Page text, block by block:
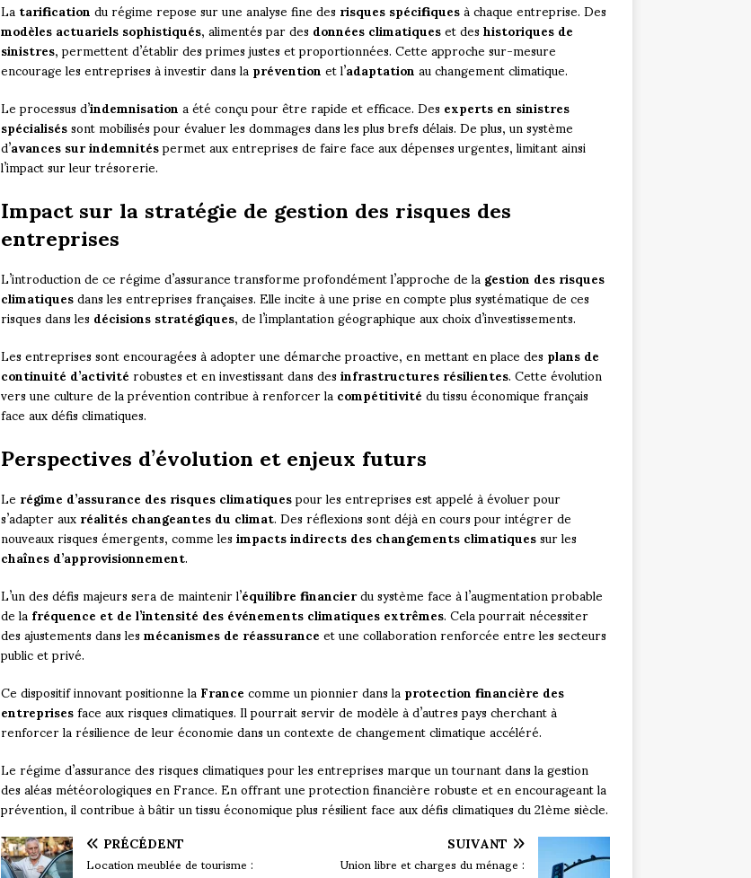
Latarificationdu régime repose sur une analyse fine desrisques spécifiquesà chaque entreprise. Des
modèles actuariels sophistiqués, alimentés par desdonnées climatiqueset deshistoriques de
sinistres, permettent d’établir des primes justes et proportionnées. Cette approche sur-mesure
encourage les entreprises à investir dans lapréventionet l’adaptationau changement climatique.
Le processus d’indemnisationa été conçu pour être rapide et efficace. Desexperts en sinistres
spécialiséssont mobilisés pour évaluer les dommages dans les plus brefs délais. De plus, un système
d’avances sur indemnitéspermet aux entreprises de faire face aux dépenses urgentes, limitant ainsi
l’impact sur leur trésorerie.
Impact sur la stratégie de gestion des risques des
entreprises
L’introduction de ce régime d’assurance transforme profondément l’approche de lagestion des risques
climatiquesdans les entreprises françaises. Elle incite à une prise en compte plus systématique de ces
risques dans lesdécisions stratégiques, de l’implantation géographique aux choix d’investissements.
Les entreprises sont encouragées à adopter une démarche proactive, en mettant en place desplans de
continuité d’activitérobustes et en investissant dans desinfrastructures résilientes. Cette évolution
vers une culture de la prévention contribue à renforcer lacompétitivitédu tissu économique français
face aux défis climatiques.
Perspectives d’évolution et enjeux futurs
Lerégime d’assurance des risques climatiquespour les entreprises est appelé à évoluer pour
s’adapter auxréalités changeantes du climat. Des réflexions sont déjà en cours pour intégrer de
nouveaux risques émergents, comme lesimpacts indirects des changements climatiquessur les
chaînes d’approvisionnement.
L’un des défis majeurs sera de maintenir l’équilibre financierdu système face à l’augmentation probable
de lafréquence et de l’intensité des événements climatiques extrêmes. Cela pourrait nécessiter
des ajustements dans lesmécanismes de réassuranceet une collaboration renforcée entre les secteurs
public et privé.
Ce dispositif innovant positionne laFrancecomme un pionnier dans laprotection financière des
entreprisesface aux risques climatiques. Il pourrait servir de modèle à d’autres pays cherchant à
renforcer la résilience de leur économie dans un contexte de changement climatique accéléré.
Le régime d’assurance des risques climatiques pour les entreprises marque un tournant dans la gestion
des aléas météorologiques en France. En offrant une protection financière robuste et en encourageant la
prévention, il contribue à bâtir un tissu économique plus résilient face aux défis climatiques du 21ème siècle.
PRÉCÉDENT
Location meublée de tourisme :
SUIVANT
Union libre et charges du ménage :